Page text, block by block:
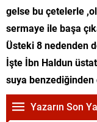
gelse bu çetelerle
sermaye ile başa
Üsteki 8 nedenden
İşte İbn Haldun
suya
Yazarın Son